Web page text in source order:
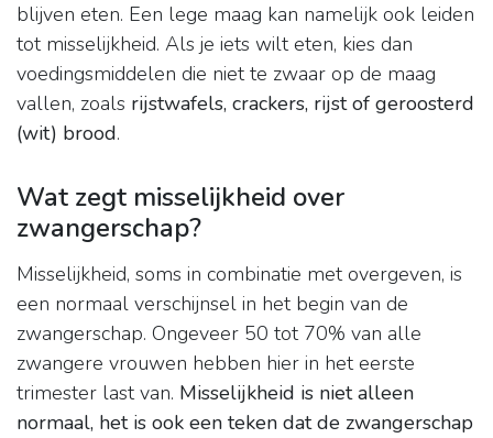
blijven eten. Een lege maag kan namelijk ook leiden
tot misselijkheid. Als je iets wilt eten, kies dan
voedingsmiddelen die niet te zwaar op de maag
vallen, zoals rijstwafels, crackers, rijst of geroosterd
(wit) brood.
Wat zegt misselijkheid over
zwangerschap?
Misselijkheid, soms in combinatie met overgeven, is
een normaal verschijnsel in het begin van de
zwangerschap. Ongeveer 50 tot 70% van alle
zwangere vrouwen hebben hier in het eerste
trimester last van. Misselijkheid is niet alleen
normaal, het is ook een teken dat de zwangerschap